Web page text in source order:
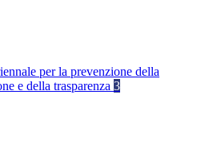
per la prevenzione della
e della trasparenza 3